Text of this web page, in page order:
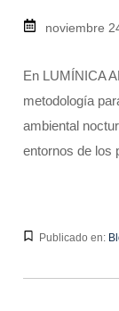
noviembre
En LUMÍNICA
metodología
ambiental
entornos de los
Publicado en: